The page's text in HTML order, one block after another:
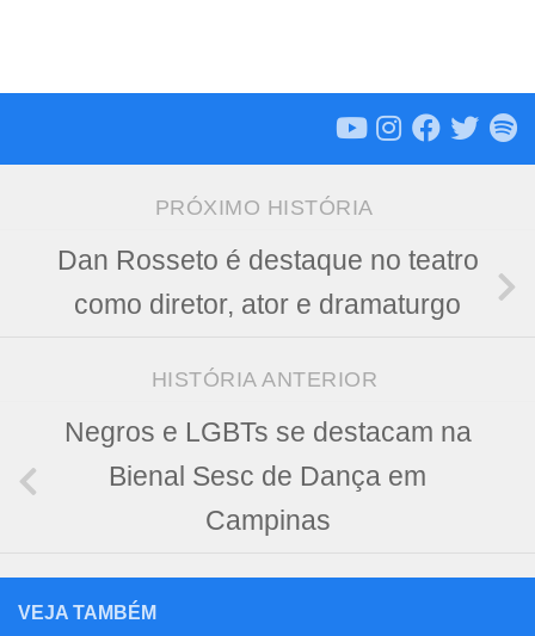
PRÓXIMO HISTÓRIA
Dan Rosseto é destaque no teatro
como diretor, ator e dramaturgo
HISTÓRIA ANTERIOR
Negros e LGBTs se destacam na
Bienal Sesc de Dança em
Campinas
VEJA TAMBÉM